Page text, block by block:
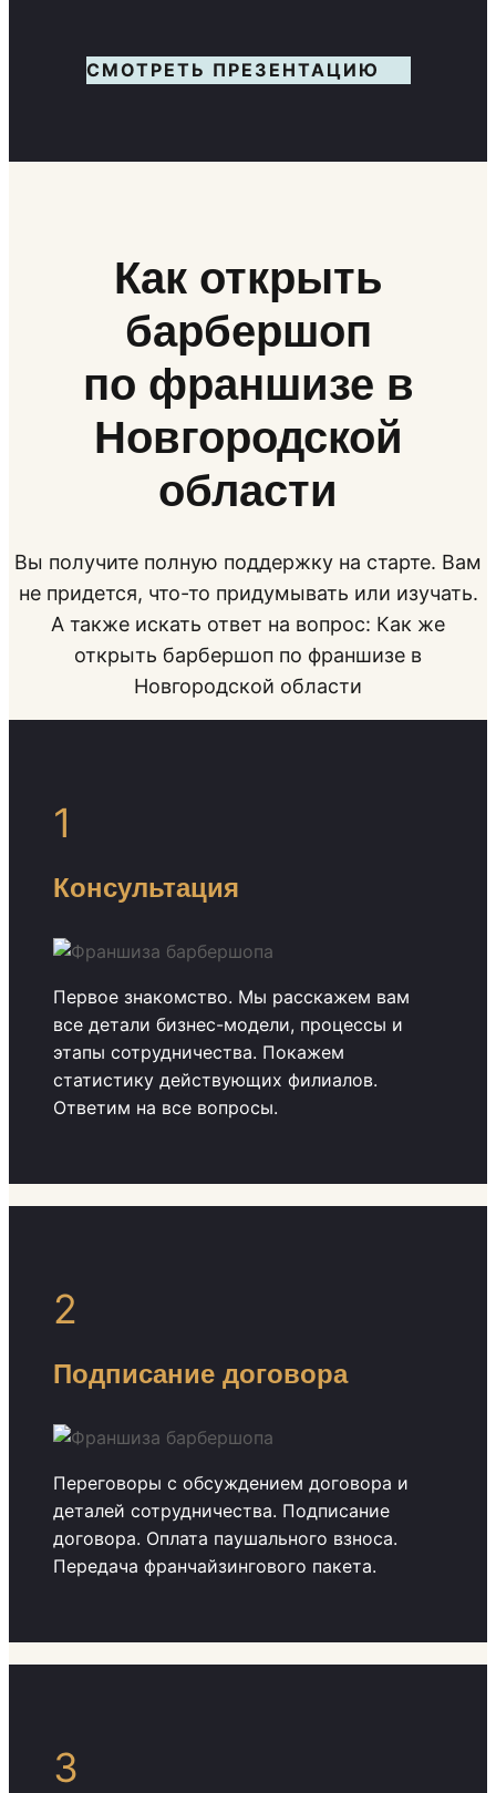
СМОТРЕТЬ ПРЕЗЕНТАЦИЮ
Как открыть
барбершоп
по франшизе в
Новгородской
области
Вы получите полную поддержку на старте. Вам
не придется, что-то придумывать или изучать.
А также искать ответ на вопрос: Как же
открыть барбершоп по франшизе в
Новгородской области
1
Консультация
Первое знакомство. Мы расскажем вам
все детали бизнес-модели, процессы и
этапы сотрудничества. Покажем
статистику действующих филиалов.
Ответим на все вопросы.
2
Подписание договора
Переговоры с обсуждением договора и
деталей сотрудничества. Подписание
договора. Оплата паушального взноса.
Передача франчайзингового пакета.
3